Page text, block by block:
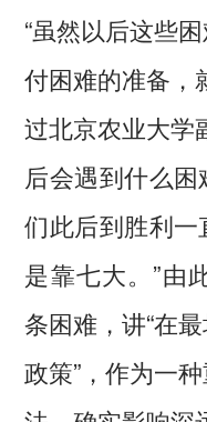
“虽然以后这些
付困难的准备，
过北京农业大学
后会遇到什么
们此后到胜利
是靠七大。”由
条困难，讲“在
政策”，作为一